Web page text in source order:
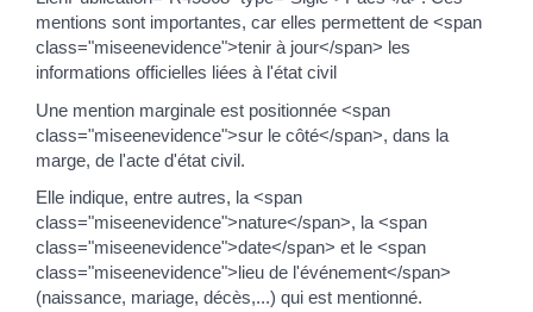
mentions sont importantes, car elles permettent de <span
class="miseenevidence">tenir à jour</span> les
informations officielles liées à l'état civil
Une mention marginale est positionnée <span
class="miseenevidence">sur le côté</span>, dans la
marge, de l'acte d'état civil.
Elle indique, entre autres, la <span
class="miseenevidence">nature</span>, la <span
class="miseenevidence">date</span> et le <span
class="miseenevidence">lieu de l'événement</span>
(naissance, mariage, décès,...) qui est mentionné.